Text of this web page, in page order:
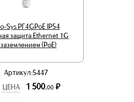
Sys РГ4GPoE IP54
защита Ethernet 1G
(PoE)
Артикул:5447
ЦЕНА
1 500.00 р.